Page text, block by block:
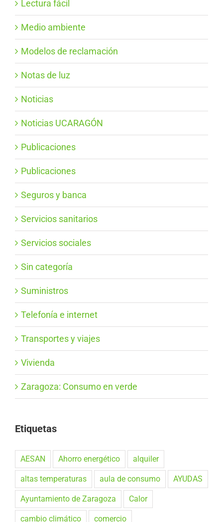
Lectura fácil
Medio ambiente
Modelos de reclamación
Notas de luz
Noticias
Noticias UCARAGÓN
Publicaciones
Publicaciones
Seguros y banca
Servicios sanitarios
Servicios sociales
Sin categoría
Suministros
Telefonía e internet
Transportes y viajes
Vivienda
Zaragoza: Consumo en verde
Etiquetas
AESAN Ahorro energético alquiler
altas temperaturas aula de consumo AYUDAS
Ayuntamiento de Zaragoza Calor
cambio climático comercio